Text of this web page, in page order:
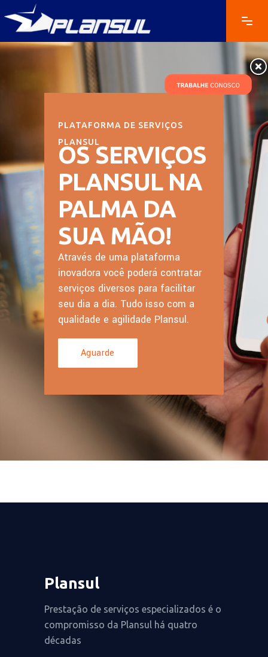
PLATAFORMA DE SERVIÇOS
PLANSUL
OS SERVIÇOS
PLANSUL NA
PALMA DA
SUA MÃO!
Através de uma plataforma
inovadora você poderá contratar
serviços diversos para facilitar
seu dia a dia. Tudo isso com a
qualidade e agilidade Plansul.
Aguarde
Plansul
Prestação de serviços especializados é o
compromisso da Plansul há quatro
décadas